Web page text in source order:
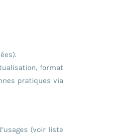
format
pratiques via
(voir liste